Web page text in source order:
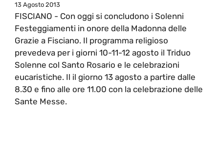
13 Agosto 2013
FISCIANO - Con oggi si concludono i Solenni
Festeggiamenti in onore della Madonna delle
Grazie a Fisciano. Il programma religioso
prevedeva per i giorni 10-11-12 agosto il Triduo
Solenne col Santo Rosario e le celebrazioni
eucaristiche. Il il giorno 13 agosto a partire dalle
8.30 e fino alle ore 11.00 con la celebrazione delle
Sante Messe.